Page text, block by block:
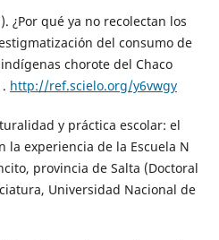
¿Por qué ya no recolectan los
del consumo de
chorote del Chaco
http://ref.scielo.org/y6vwgy
y práctica escolar: el
experiencia de la Escuela N
provincia de Salta (Doctoral
Universidad Nacional de